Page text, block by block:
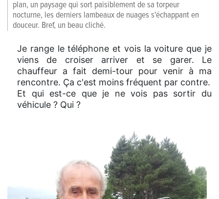
plan, un paysage qui sort paisiblement de sa torpeur
nocturne, les derniers lambeaux de nuages s'échappant en
douceur. Bref, un beau cliché.
Je range le téléphone et vois la voiture que je
viens de croiser arriver et se garer. Le
chauffeur a fait demi-tour pour venir à ma
rencontre. Ça c'est moins fréquent par contre.
Et qui est-ce que je ne vois pas sortir du
véhicule ? Qui ?